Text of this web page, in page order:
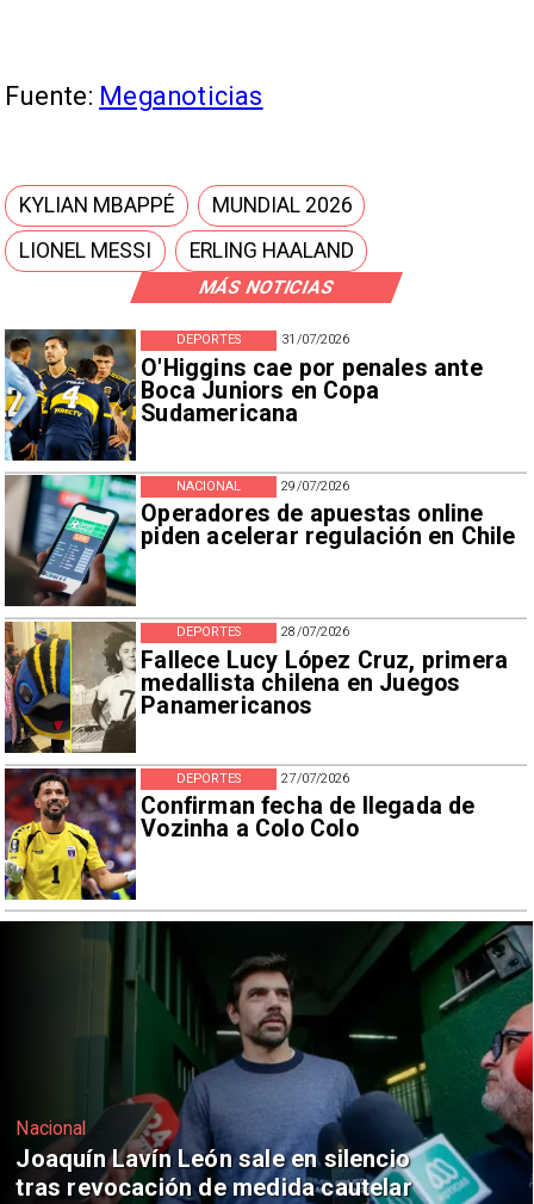
MÁS NOTICIAS
31/07/2026
O'Higgins cae por penales ante
Boca Juniors en Copa
Sudamericana
DEPORTES
29/07/2026
Operadores de apuestas online
piden acelerar regulación en Chile
NACIONAL
28/07/2026
Fallece Lucy López Cruz, primera
medallista chilena en Juegos
Panamericanos
DEPORTES
27/07/2026
Confirman fecha de llegada de
Vozinha a Colo Colo
DEPORTES
Fuente: Meganoticias
KYLIAN MBAPPÉ
MUNDIAL 2026
LIONEL MESSI
ERLING HAALAND
Nacional
Chile y Venezuela formalizan reinicio
de relaciones consulares